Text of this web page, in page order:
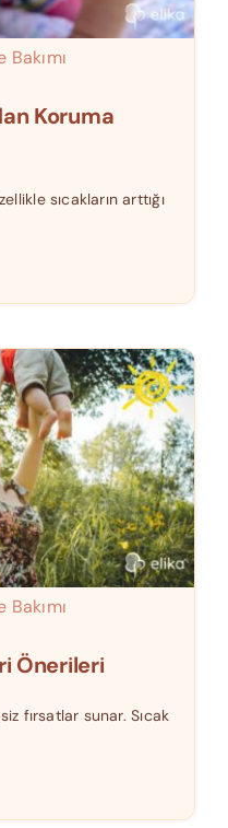
Koruma
sıcakların arttığı
Önerileri
fırsatlar sunar. Sıcak